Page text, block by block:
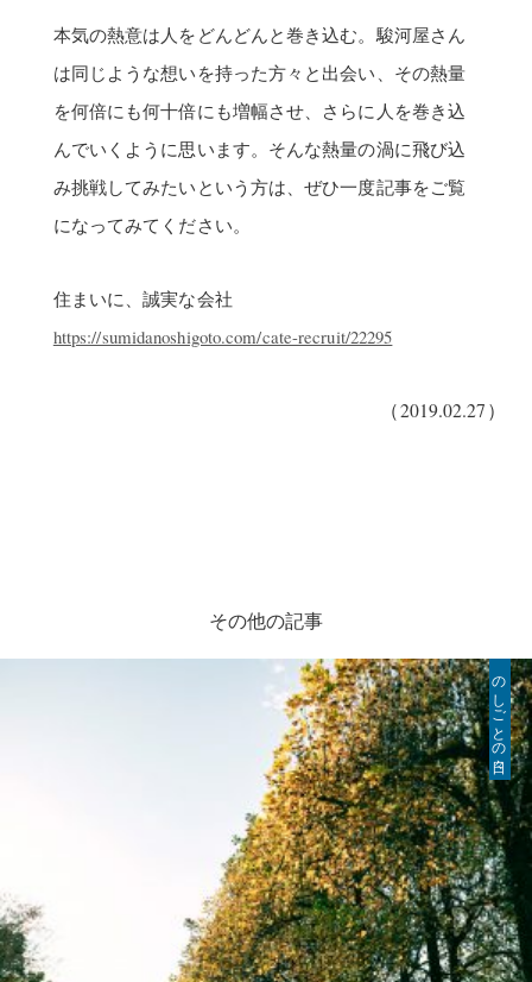
本気の熱意は人をどんどんと巻き込む。駿河屋さん
は同じような想いを持った方々と出会い、その熱量
を何倍にも何十倍にも増幅させ、さらに人を巻き込
んでいくように思います。そんな熱量の渦に飛び込
み挑戦してみたいという方は、ぜひ一度記事をご覧
になってみてください。
住まいに、誠実な会社
https://sumidanoshigoto.com/cate-recruit/22295
（2019.02.27）
その他の記事
のしごとの日々